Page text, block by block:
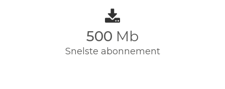
500 Mb
Snelste abonnement